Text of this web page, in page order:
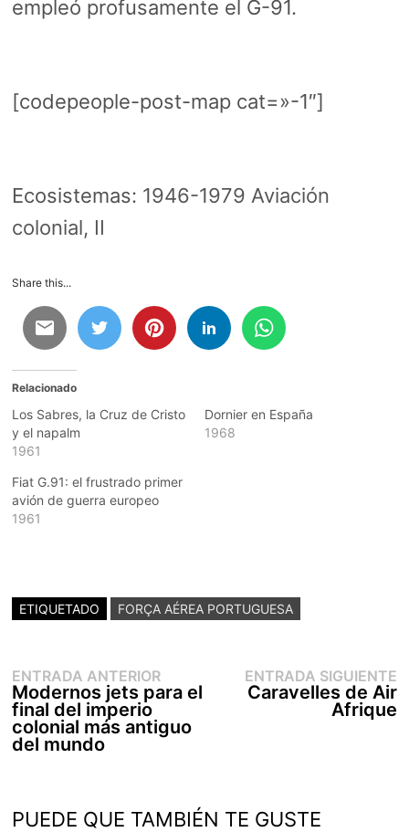
empleó profusamente el G-91.
[codepeople-post-map cat=»-1″]
Ecosistemas: 1946-1979 Aviación
colonial, II
Share this...
Relacionado
Los Sabres, la Cruz de Cristo
y el napalm
1961
Dornier en España
1968
Fiat G.91: el frustrado primer
avión de guerra europeo
1961
ETIQUETADO FORÇA AÉREA PORTUGUESA
Navegación
de
entradas
ENTRADA ANTERIOREntrada
anterior:
Modernos jets para el
final del imperio
colonial más antiguo
del mundo
ENTRADA SIGUIENTE
Caravelles de Air
Afrique
PUEDE QUE TAMBIÉN TE GUSTE